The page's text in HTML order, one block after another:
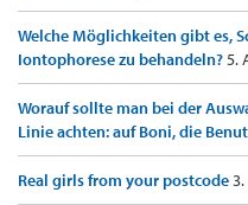
Welche Möglichkeiten gibt es,
Iontophorese zu behandeln?5.
Worauf sollte man bei der
Linie achten: auf Boni, die Benut
Real girls from your postcode